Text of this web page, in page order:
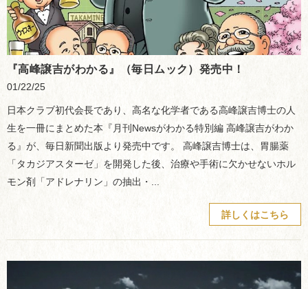
『高峰譲吉がわかる』（毎日ムック）発売中！
01/22/25
日本クラブ初代会長であり、高名な化学者である高峰譲吉博士の人
生を一冊にまとめた本『月刊Newsがわかる特別編 高峰譲吉がわか
る』が、毎日新聞出版より発売中です。 高峰譲吉博士は、胃腸薬
「タカジアスターゼ」を開発した後、治療や手術に欠かせないホル
モン剤「アドレナリン」の抽出・...
詳しくはこちら